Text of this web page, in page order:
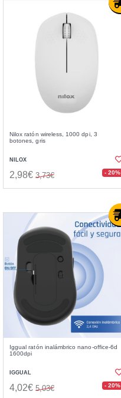
Nilox ratón wireless, 1000 dpi, 3
botones, gris
NILOX
2,98€ 3,73€ - 20%
Iggual ratón inalámbrico nano-office-6d
1600dpi
IGGUAL
4,02€ 5,03€ - 20%